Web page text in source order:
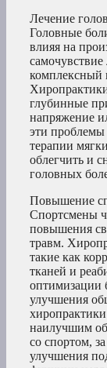
Лечение
Головные
влияя на
комплексный
глубинные
напряжение
эти
терапии
облегчить и
головных
Повышение
Спортсмены
повышения
травм.
такие как
тканей и
оптимизации
улучшения
наилучшим
со спортом,
улучшения